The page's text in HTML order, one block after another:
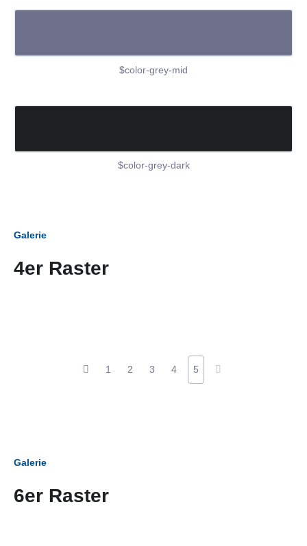
$color-grey-mid
$color-grey-dark
Galerie
4er Raster
1 2 3 4 5
Galerie
6er Raster